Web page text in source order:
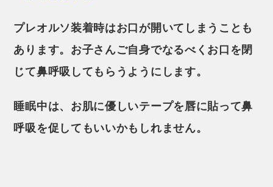
プレオルソ装着時はお口が開いてしまうことも
あります。お子さんご自身でなるべくお口を閉
じて鼻呼吸してもらうようにします。
睡眠中は、お肌に優しいテープを唇に貼って鼻
呼吸を促してもいいかもしれません。